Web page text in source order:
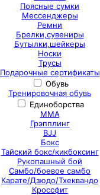
Поясные сумки
Мессенджеры
Ремни
Брелки,сувениры
Бутылки,шейкеры
Носки
Трусы
Подарочные сертификаты
Обувь
Тренировочная обувь
Единоборства
ММА
Грэпплинг
BJJ
Бокс
Тайский бокс/кикбоксинг
Рукопашный бой
Самбо/боевое самбо
Карате/Дзюдо/Тхеквандо
Кроссфит